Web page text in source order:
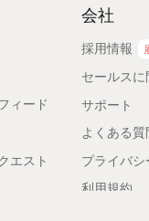
ィード
エスト
会社
採用情報
セールスに
サポート
よくある質
プライバシ
利用規約